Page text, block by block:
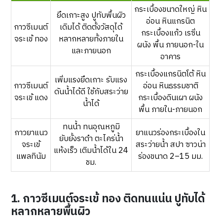
กาวซีเมนต์
จระเข้ ทอง
ยึดเกาะสูง ปูทับพื้นผิว
เดิมได้ ติดตั้งวัสดุได้
หลากหลายทั้งภายใน
และภายนอก
กระเบื้องขนาดใหญ่ หิน
อ่อน หินแกรนิต
กระเบื้องแก้ว เรซิ่น
ผนัง พื้น ภายนอก-ใน
อาคาร
กาวซีเมนต์
จระเข้ แดง
เพิ่มแรงยึดเกาะ รับแรง
ดันน้ำได้ดี ใช้กับสระว่าย
น้ำได้
กระเบื้องแกรนิตโต้ หิน
อ่อน หินธรรมชาติ
กระเบื้องดินเผา ผนัง
พื้น ภายใน-ภายนอก
กาวยาแนว
จระเข้
แพลทินัม
ทนน้ำ ทนอุณหภูมิ
ยับยั้งราดำ ตะไคร่น้ำ
แห้งเร็ว เติมน้ำได้ใน 24
ชม.
ยาแนวร่องกระเบื้องใน
สระว่ายน้ำ สปา ซาวน่า
ร่องขนาด 2–15 มม.
1. กาวซีเมนต์จระเข้ ทอง ติดทนแน่น ปูทับได้
หลากหลายพื้นผิว